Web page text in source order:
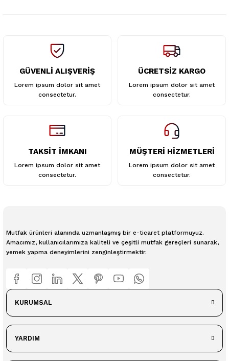
GÜVENLİ ALIŞVERİŞ
Lorem ipsum dolor sit amet
consectetur.
ÜCRETSİZ KARGO
Lorem ipsum dolor sit amet
consectetur.
TAKSİT İMKANI
Lorem ipsum dolor sit amet
consectetur.
MÜŞTERİ HİZMETLERİ
Lorem ipsum dolor sit amet
consectetur.
Mutfak ürünleri alanında uzmanlaşmış bir e-ticaret platformuyuz.
Amacımız, kullanıcılarımıza kaliteli ve çeşitli mutfak gereçleri sunarak,
yemek yapma deneyimlerini zenginleştirmektir.
KURUMSAL
YARDIM